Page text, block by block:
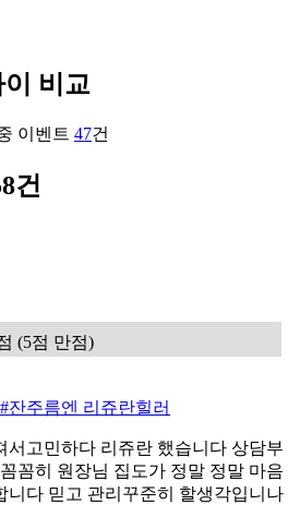
이 비교
이벤트 47건
건
(5점 만점)
잔주름엔 리쥬란힐러
서고민하다 리쥬란 했습니다 상담부
꼼히 원장님 집도가 정말 정말 마음
니다 믿고 관리꾸준히 할생각입니나